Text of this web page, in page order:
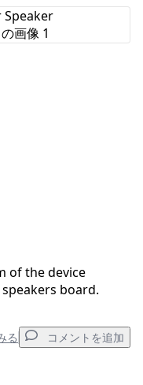
of the device
board.
る コメントを追加